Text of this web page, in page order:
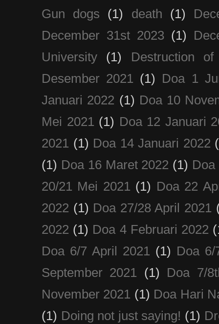
Gun dogs
(1) death (1)
December 31st 2023 (1)
University
(1)
Destruction
Desember 2021 (1)
Doa 1
Januari 2022 (1) Doa 10
Mei 2021 (1) Doa 12 Januari
2021 (1) Doa 14 Januari 2022
(1) Doa 16 Maret 2022 (1) Doa
20/21 Mei 2021 (1) Doa 22
2022 (1) Doa 27/28 April 2021
2022 (1) Doa 4 Februari 2022
Doa 6/7 April 2021 (1) Doa
September 2021
(1)
Doa 7/
November 2021 (1) Doa Hari
(1) Doing not just saying! (1)